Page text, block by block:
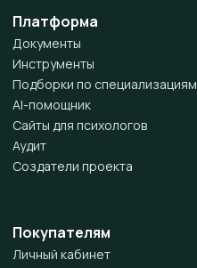
Платформа
Документы
Инструменты
Подборки по специализациям
AI-помощник
Сайты для психологов
Аудит
Создатели проекта
Покупателям
Личный кабинет